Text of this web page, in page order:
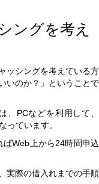
ングを考え
ッシングを考えている方
いのか？」ということで
、PCなどを利用して、
っています。
ばWeb上から24時間申込
実際の借入れまでの手順